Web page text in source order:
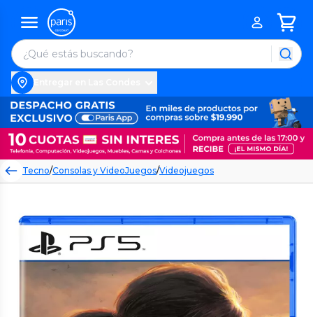
Tecno/Consolas y VideoJuegos/Videojuegos